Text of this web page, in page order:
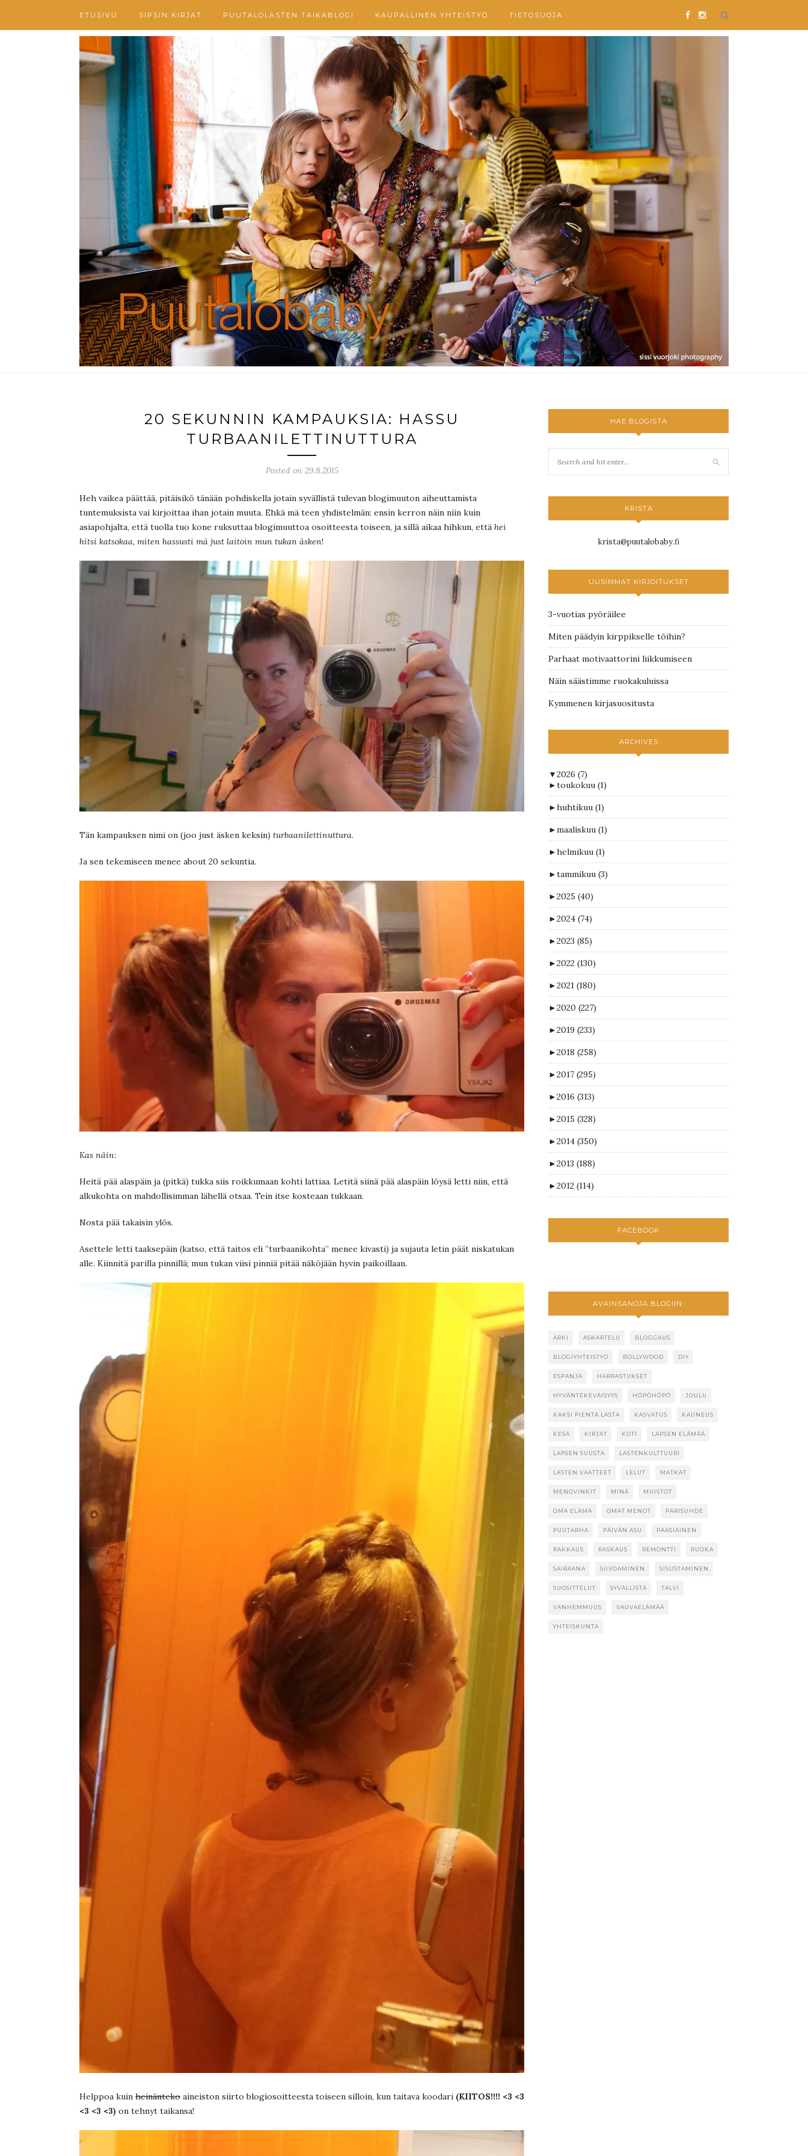
ETUSIVU SIPSIN KIRJAT PUUTALOLASTEN TAIKABLOGI KAUPALLINEN YHTEISTYÖ TIETOSUOJA
20 SEKUNNIN KAMPAUKSIA: HASSU
TURBAANILETTINUTTURA
Posted on 29.8.2015
Heh vaikea päättää, pitäisikö tänään pohdiskella jotain syvällistä tulevan blogimuuton aiheuttamista
tuntemuksista vai kirjoittaa ihan jotain muuta. Ehkä mä teen yhdistelmän: ensin kerron näin niin kuin
asiapohjalta, että tuolla tuo kone ruksuttaa blogimuuttoa osoitteesta toiseen, ja sillä aikaa hihkun, että hei
hitsi katsokaa, miten hassusti mä just laitoin mun tukan äsken!
Tän kampauksen nimi on (joo just äsken keksin) turbaanilettinuttura.
Ja sen tekemiseen menee about 20 sekuntia.
Kas näin:
Heitä pää alaspäin ja (pitkä) tukka siis roikkumaan kohti lattiaa. Letitä siinä pää alaspäin löysä letti niin, että
alkukohta on mahdollisimman lähellä otsaa. Tein itse kosteaan tukkaan.
Nosta pää takaisin ylös.
Asettele letti taaksepäin (katso, että taitos eli ”turbaanikohta” menee kivasti) ja sujauta letin päät niskatukan
alle. Kiinnitä parilla pinnillä; mun tukan viisi pinniä pitää näköjään hyvin paikoillaan.
Helppoa kuin heinänteko aineiston siirto blogiosoitteesta toiseen silloin, kun taitava koodari (KIITOS!!!! <3 <3
<3 <3 <3) on tehnyt taikansa!
HAE BLOGISTA
KRISTA
krista@puutalobaby.fi
UUSIMMAT KIRJOITUKSET
3-vuotias pyöräilee
Miten päädyin kirppikselle töihin?
Parhaat motivaattorini liikkumiseen
Näin säästimme ruokakuluissa
Kymmenen kirjasuositusta
ARCHIVES
▼2026 (7)
►toukokuu (1)
►huhtikuu (1)
►maaliskuu (1)
►helmikuu (1)
►tammikuu (3)
►2025 (40)
►2024 (74)
►2023 (85)
►2022 (130)
►2021 (180)
►2020 (227)
►2019 (233)
►2018 (258)
►2017 (295)
►2016 (313)
►2015 (328)
►2014 (350)
►2013 (188)
►2012 (114)
FACEBOOK
AVAINSANOJA BLOGIIN:
ARKI ASKARTELU BLOGGAUS
BLOGIYHTEISTYÖ BOLLYWOOD DIY
ESPANJA HARRASTUKSET
HYVÄNTEKEVÄISYYS HÖPÖHÖPÖ JOULU
KAKSI PIENTÄ LASTA KASVATUS KAUNEUS
KESÄ KIRJAT KOTI LAPSEN ELÄMÄÄ
LAPSEN SUUSTA LASTENKULTTUURI
LASTEN VAATTEET LELUT MATKAT
MENOVINKIT MINÄ MUISTOT
OMA ELÄMÄ OMAT MENOT PARISUHDE
PUUTARHA PÄIVÄN ASU PÄÄSIÄINEN
RAKKAUS RASKAUS REMONTTI RUOKA
SAIRAANA SIIVOAMINEN SISUSTAMINEN
SUOSITTELUT SYVÄLLISTÄ TALVI
VANHEMMUUS VAUVAELÄMÄÄ
YHTEISKUNTA